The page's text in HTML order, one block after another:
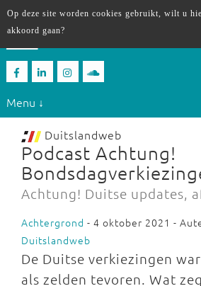
Menu ↓
Duitslandweb
Podcast Achtung!
Achtung! Duitse updates,
Achtergrond - 4 oktober 2021 -
Duitslandweb
De Duitse verkiezingen
als zelden tevoren. Wat
Op deze site worden cookies gebruikt, wilt u
akkoord gaan?